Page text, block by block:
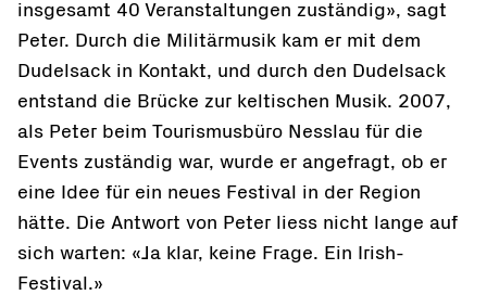
insgesamt 40 Veranstaltungen zuständig», sagt
Peter. Durch die Militärmusik kam er mit dem
Dudelsack in Kontakt, und durch den Dudelsack
entstand die Brücke zur keltischen Musik. 2007,
als Peter beim Tourismusbüro Nesslau für die
Events zuständig war, wurde er angefragt, ob er
eine Idee für ein neues Festival in der Region
hätte. Die Antwort von Peter liess nicht lange auf
sich warten: «Ja klar, keine Frage. Ein Irish-
Festival.»